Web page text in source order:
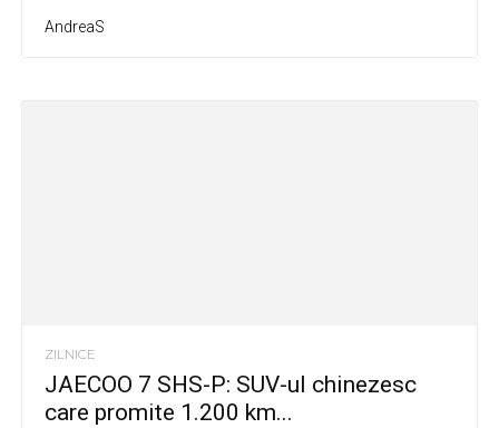
AndreaS
ZILNICE
JAECOO 7 SHS-P: SUV-ul chinezesc
care promite 1.200 km...